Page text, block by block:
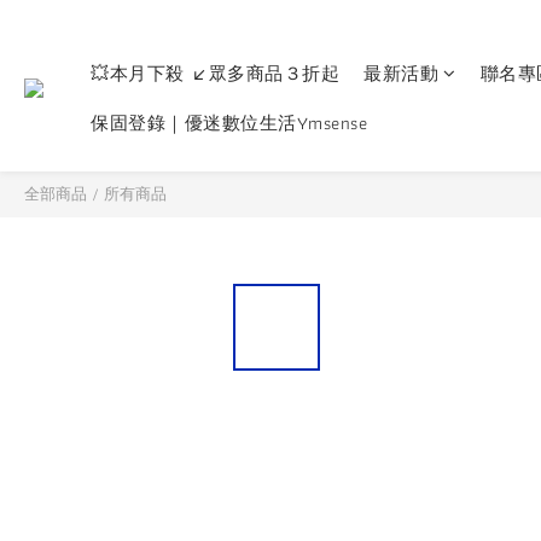
💥本月下殺 ↙眾多商品３折起 最新活動
聯名
保固登錄｜優迷數位生活Ymsense
全部商品 / 所有商品